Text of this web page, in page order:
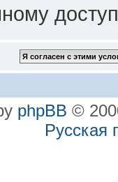
phpBB ©
Русская